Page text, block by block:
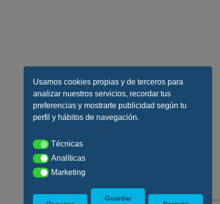
Usamos cookies propias y de terceros para
analizar nuestros servicios, recordar tus
preferencias y mostrarte publicidad según tu
perfil y hábitos de navegación.
TécnicasTécnicas
AnalíticasAnalíticas
MarketingMarketing
Guardar